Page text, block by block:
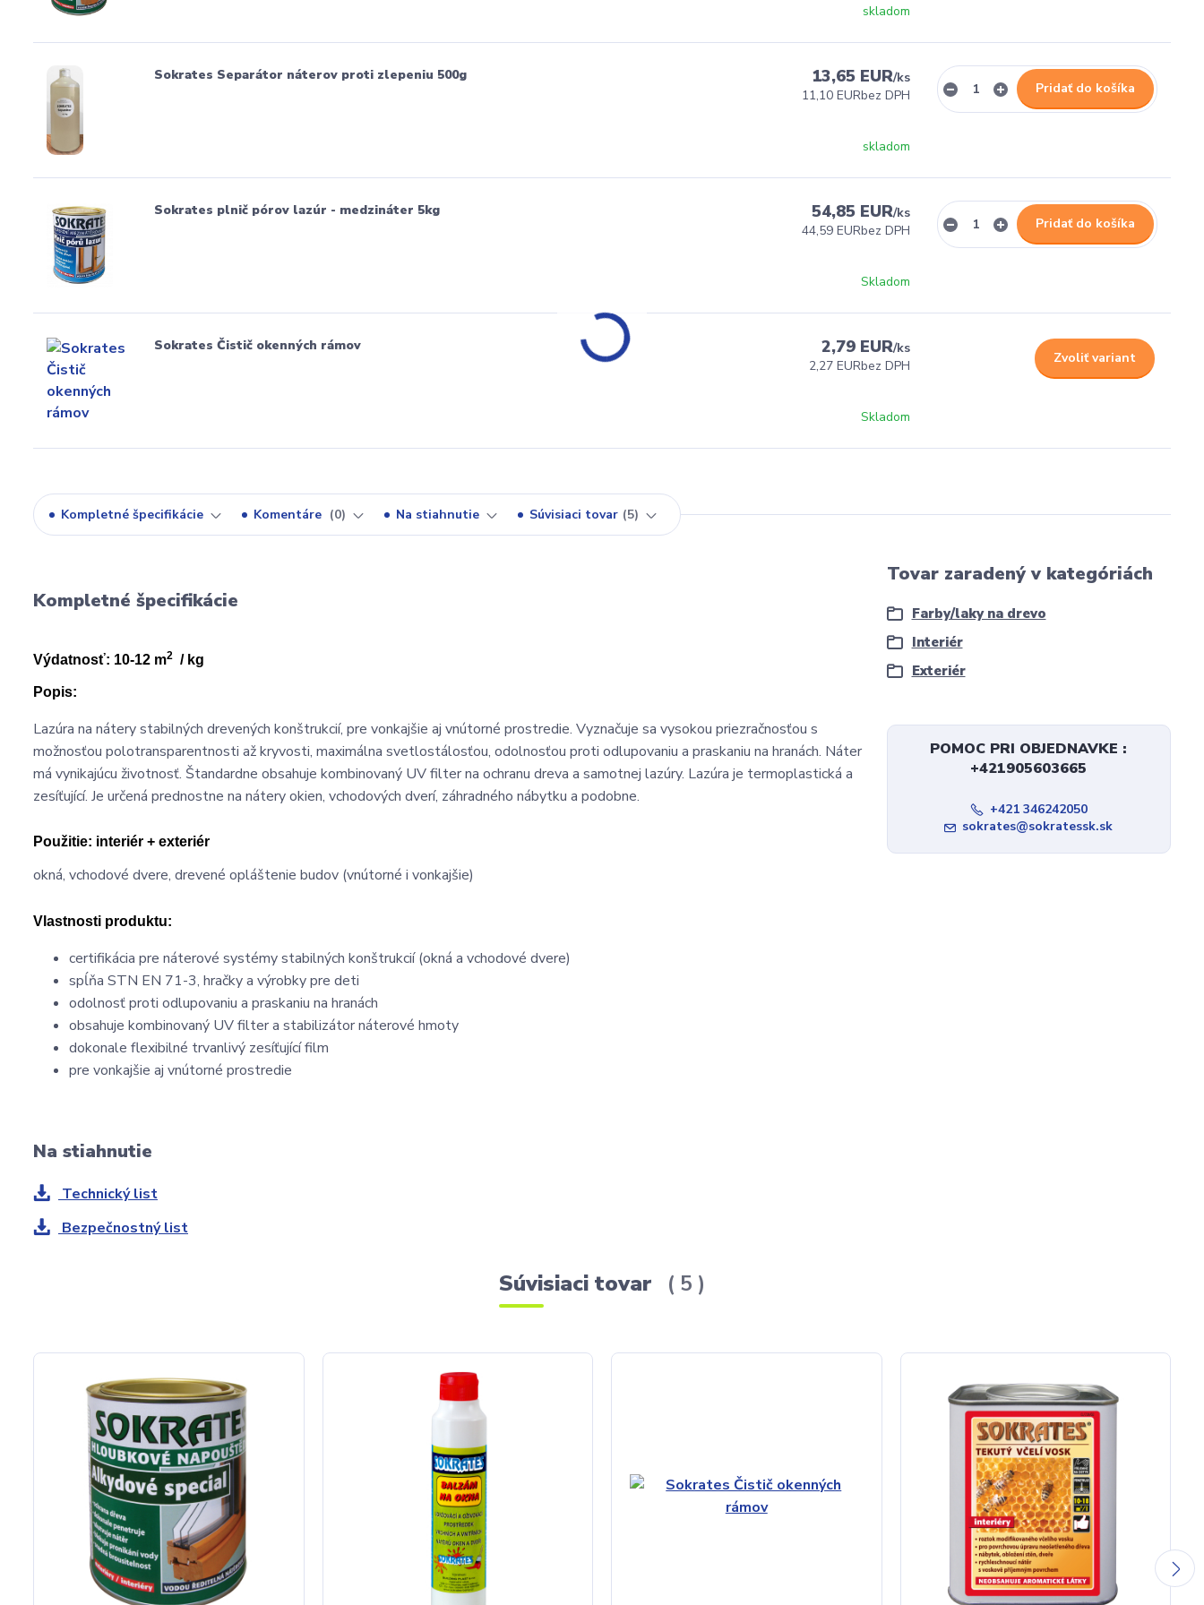
skladom
Sokrates Separátor náterov proti zlepeniu 500g 13,65 EUR/ks
11,10 EURbez DPH
skladom
Pridať do košíka
Sokrates plnič pórov lazúr - medzináter 5kg 54,85 EUR/ks
44,59 EURbez DPH
Skladom
Pridať do košíka
Sokrates Čistič okenných rámov 2,79 EUR/ks
2,27 EURbez DPH
Skladom
Zvoliť variant
Kompletné špecifikácie Komentáre 0 Na stiahnutie Súvisiaci tovar 5
Kompletné špecifikácie
Výdatnosť: 10-12 m2 / kg
Popis:
Lazúra na nátery stabilných drevených konštrukcií, pre vonkajšie aj vnútorné prostredie. Vyznačuje sa vysokou priezračnosťou s
možnosťou polotransparentnosti až kryvosti, maximálna svetlostálosťou, odolnosťou proti odlupovaniu a praskaniu na hranách. Náter
má vynikajúcu životnosť. Štandardne obsahuje kombinovaný UV filter na ochranu dreva a samotnej lazúry. Lazúra je termoplastická a
zesíťující. Je určená prednostne na nátery okien, vchodových dverí, záhradného nábytku a podobne.
Použitie: interiér + exteriér
okná, vchodové dvere, drevené opláštenie budov (vnútorné i vonkajšie)
Vlastnosti produktu:
certifikácia pre náterové systémy stabilných konštrukcií (okná a vchodové dvere)
spĺňa STN EN 71-3, hračky a výrobky pre deti
odolnosť proti odlupovaniu a praskaniu na hranách
obsahuje kombinovaný UV filter a stabilizátor náterové hmoty
dokonale flexibilné trvanlivý zesíťující film
pre vonkajšie aj vnútorné prostredie
Tovar zaradený v kategóriách
Farby/laky na drevo
Interiér
Exteriér
POMOC PRI OBJEDNAVKE :
+421905603665
+421 346242050
sokrates@sokratessk.sk
Na stiahnutie
Technický list
Bezpečnostný list
Súvisiaci tovar 5